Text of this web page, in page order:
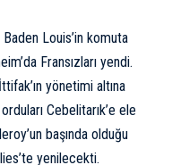
Louis’in komuta
Fransızları yendi.
yönetimi altına
Cebelitarık’e ele
başında olduğu
yenilecekti.